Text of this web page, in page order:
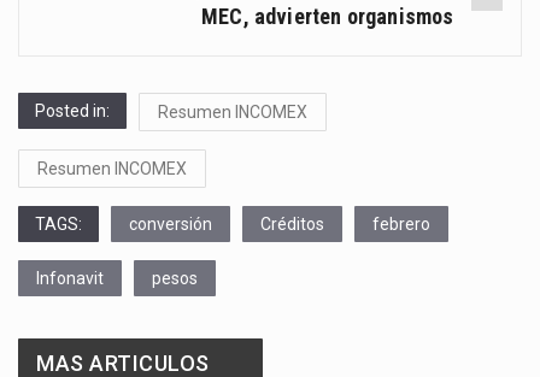
MEC, advierten organismos
Posted in: Resumen INCOMEX
Resumen INCOMEX
TAGS: conversión Créditos febrero
Infonavit pesos
MAS ARTICULOS